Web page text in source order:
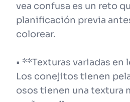
vea confusa es un reto
planificación previa
colorear.
• **Texturas variadas en
Los conejitos tienen
osos tienen una textura